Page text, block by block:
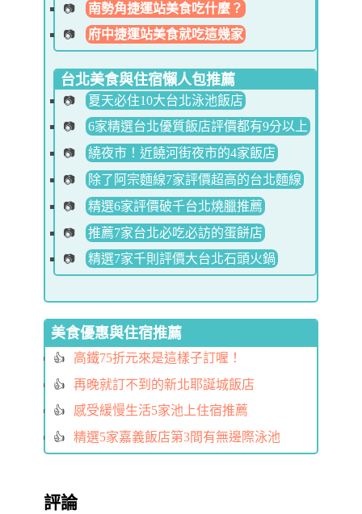
南勢角捷運站美食吃什麼？
府中捷運站美食就吃這幾家
台北美食與住宿懶人包推薦
夏天必住10大台北泳池飯店
6家精選台北優質飯店評價都有9分以上
繞夜市！近饒河街夜市的4家飯店
除了阿宗麵線7家評價超高的台北麵線
精選6家評價破千台北燒臘推薦
推薦7家台北必吃必訪的蛋餅店
精選7家千則評價大台北石頭火鍋
美食優惠與住宿推薦
高鐵75折元來是這樣子訂喔！
再晚就訂不到的新北耶誕城飯店
感受緩慢生活5家池上住宿推薦
精選5家嘉義飯店第3間有無邊際泳池
評論